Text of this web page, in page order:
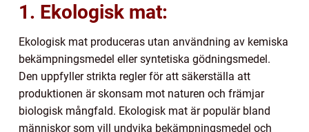
1. Ekologisk mat:
Ekologisk mat produceras utan användning av kemiska
bekämpningsmedel eller syntetiska gödningsmedel.
Den uppfyller strikta regler för att säkerställa att
produktionen är skonsam mot naturen och främjar
biologisk mångfald. Ekologisk mat är populär bland
människor som vill undvika bekämpningsmedel och